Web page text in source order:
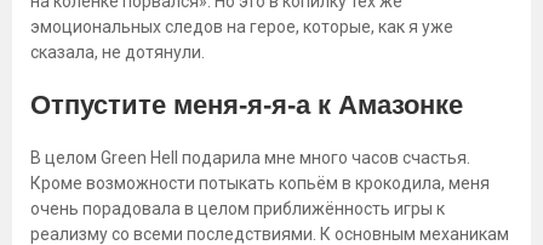
эмоциональных следов на герое, которые, как я уже
сказала, не дотянули.
Отпустите меня-я-я-а к Амазонке
В целом Green Hell подарила мне много часов счастья.
Кроме возможности потыкать копьём в крокодила, меня
очень порадовала в целом приближённость игры к
реализму со всеми последствиями. К основным механикам